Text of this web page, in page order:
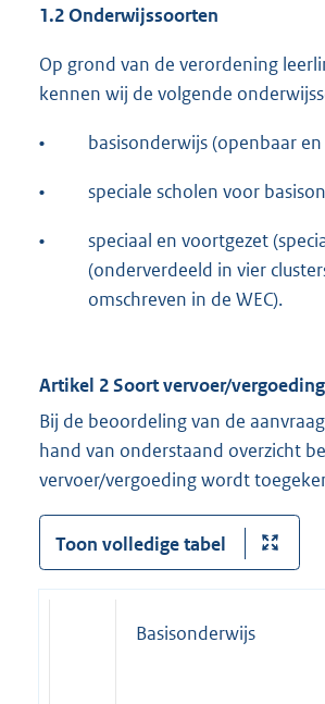
1.2 Onderwijssoorten
Op grond van de verordening
kennen wij de volgende
• basisonderwijs (openbaar
• speciale scholen voor
•
speciaal en voortgezet
(onderverdeeld in vier
omschreven in de WEC).
Artikel 2 Soort vervoer/vergoeding
Bij de beoordeling van de
hand van onderstaand overzicht
vervoer/vergoeding wordt
Toon volledige tabel
Basisonderwijs